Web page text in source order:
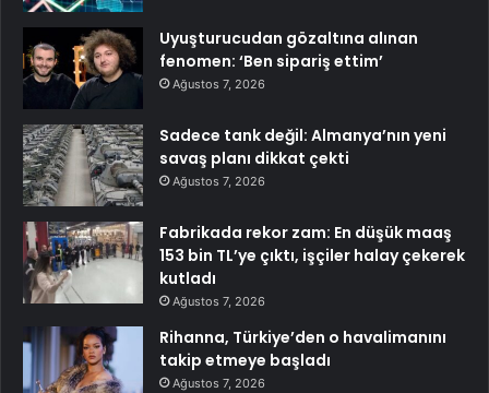
Uyuşturucudan gözaltına alınan
fenomen: ‘Ben sipariş ettim’
Ağustos 7, 2026
Sadece tank değil: Almanya’nın yeni
savaş planı dikkat çekti
Ağustos 7, 2026
Fabrikada rekor zam: En düşük maaş
153 bin TL’ye çıktı, işçiler halay çekerek
kutladı
Ağustos 7, 2026
Rihanna, Türkiye’den o havalimanını
takip etmeye başladı
Ağustos 7, 2026